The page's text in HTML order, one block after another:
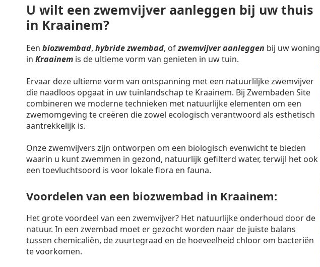
U wilt een zwemvijver aanleggen bij uw thuis
in Kraainem?
Een biozwembad, hybride zwembad, ofzwemvijver aanleggen bij uw woning
in Kraainem is de ultieme vorm van genieten in uw tuin.
Ervaar deze ultieme vorm van ontspanning met een natuurliljke zwemvijver
die naadloos opgaat in uw tuinlandschap te Kraainem. Bij Zwembaden Site
combineren we moderne technieken met natuurlijke elementen om een
zwemomgeving te creëren die zowel ecologisch verantwoord als esthetisch
aantrekkelijk is.
Onze zwemvijvers zijn ontworpen om een biologisch evenwicht te bieden
waarin u kunt zwemmen in gezond, natuurlijk gefilterd water, terwijl het ook
een toevluchtsoord is voor lokale flora en fauna.
Voordelen van een biozwembad in Kraainem:
Het grote voordeel van een zwemvijver? Het natuurlijke onderhoud door de
natuur. In een zwembad moet er gezocht worden naar de juiste balans
tussen chemicaliën, de zuurtegraad en de hoeveelheid chloor om bacteriën
te voorkomen.